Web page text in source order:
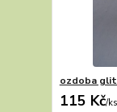
ozdoba
115 Kč/ks